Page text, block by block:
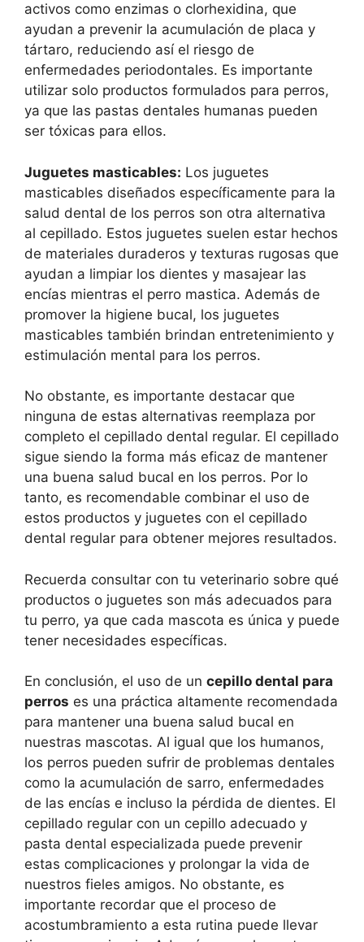
activos como enzimas o clorhexidina, que
ayudan a prevenir la acumulación de placa y
tártaro, reduciendo así el riesgo de
enfermedades periodontales. Es importante
utilizar solo productos formulados para perros,
ya que las pastas dentales humanas pueden
ser tóxicas para ellos.
Juguetes masticables: Los juguetes
masticables diseñados específicamente para la
salud dental de los perros son otra alternativa
al cepillado. Estos juguetes suelen estar hechos
de materiales duraderos y texturas rugosas que
ayudan a limpiar los dientes y masajear las
encías mientras el perro mastica. Además de
promover la higiene bucal, los juguetes
masticables también brindan entretenimiento y
estimulación mental para los perros.
No obstante, es importante destacar que
ninguna de estas alternativas reemplaza por
completo el cepillado dental regular. El cepillado
sigue siendo la forma más eficaz de mantener
una buena salud bucal en los perros. Por lo
tanto, es recomendable combinar el uso de
estos productos y juguetes con el cepillado
dental regular para obtener mejores resultados.
Recuerda consultar con tu veterinario sobre qué
productos o juguetes son más adecuados para
tu perro, ya que cada mascota es única y puede
tener necesidades específicas.
En conclusión, el uso de un cepillo dental para
perros es una práctica altamente recomendada
para mantener una buena salud bucal en
nuestras mascotas. Al igual que los humanos,
los perros pueden sufrir de problemas dentales
como la acumulación de sarro, enfermedades
de las encías e incluso la pérdida de dientes. El
cepillado regular con un cepillo adecuado y
pasta dental especializada puede prevenir
estas complicaciones y prolongar la vida de
nuestros fieles amigos. No obstante, es
importante recordar que el proceso de
acostumbramiento a esta rutina puede llevar